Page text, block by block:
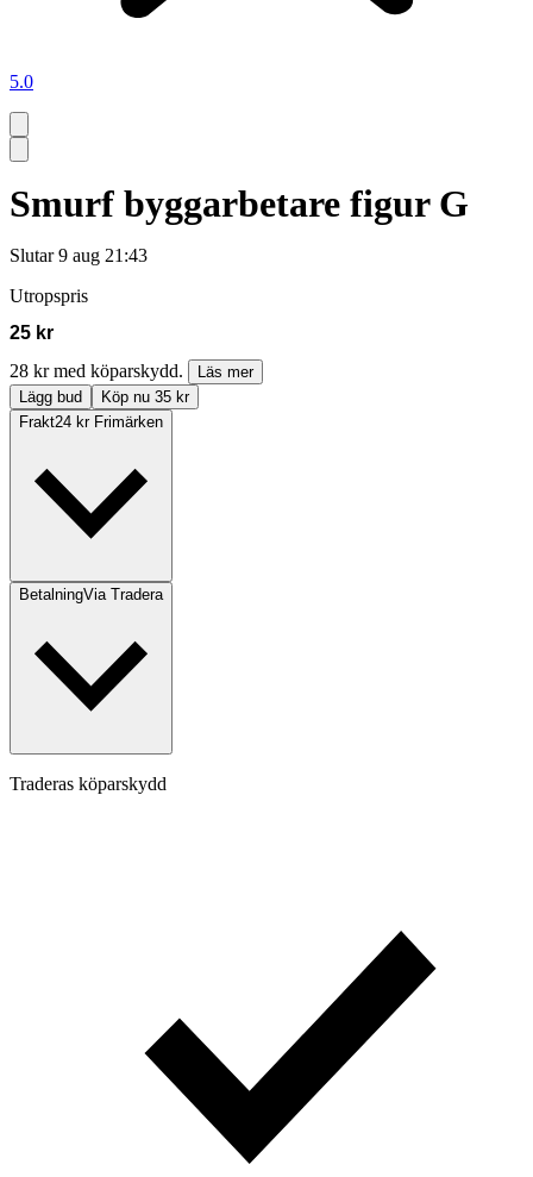
5.0
Smurf byggarbetare figur G
Slutar 9 aug 21:43
Utropspris
25 kr
28 kr med köparskydd.
Läs mer
Lägg bud
Köp nu 35 kr
Frakt24 kr Frimärken
BetalningVia Tradera
Traderas köparskydd